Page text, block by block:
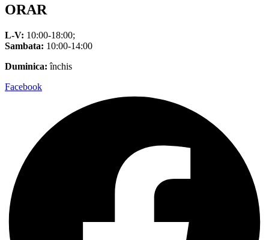
ORAR
L-V: 10:00-18:00;
Sambata: 10:00-14:00
Duminica: închis
Facebook